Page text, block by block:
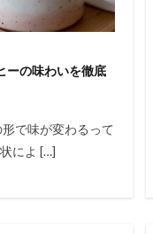
ーの味わいを徹底
で味が変わるって
によ […]